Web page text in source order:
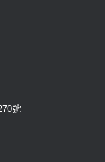
務
結石、
號